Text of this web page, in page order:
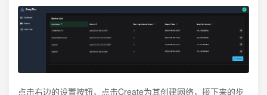
点击右边的设置按钮，点击Create为其创建网络，接下来的步